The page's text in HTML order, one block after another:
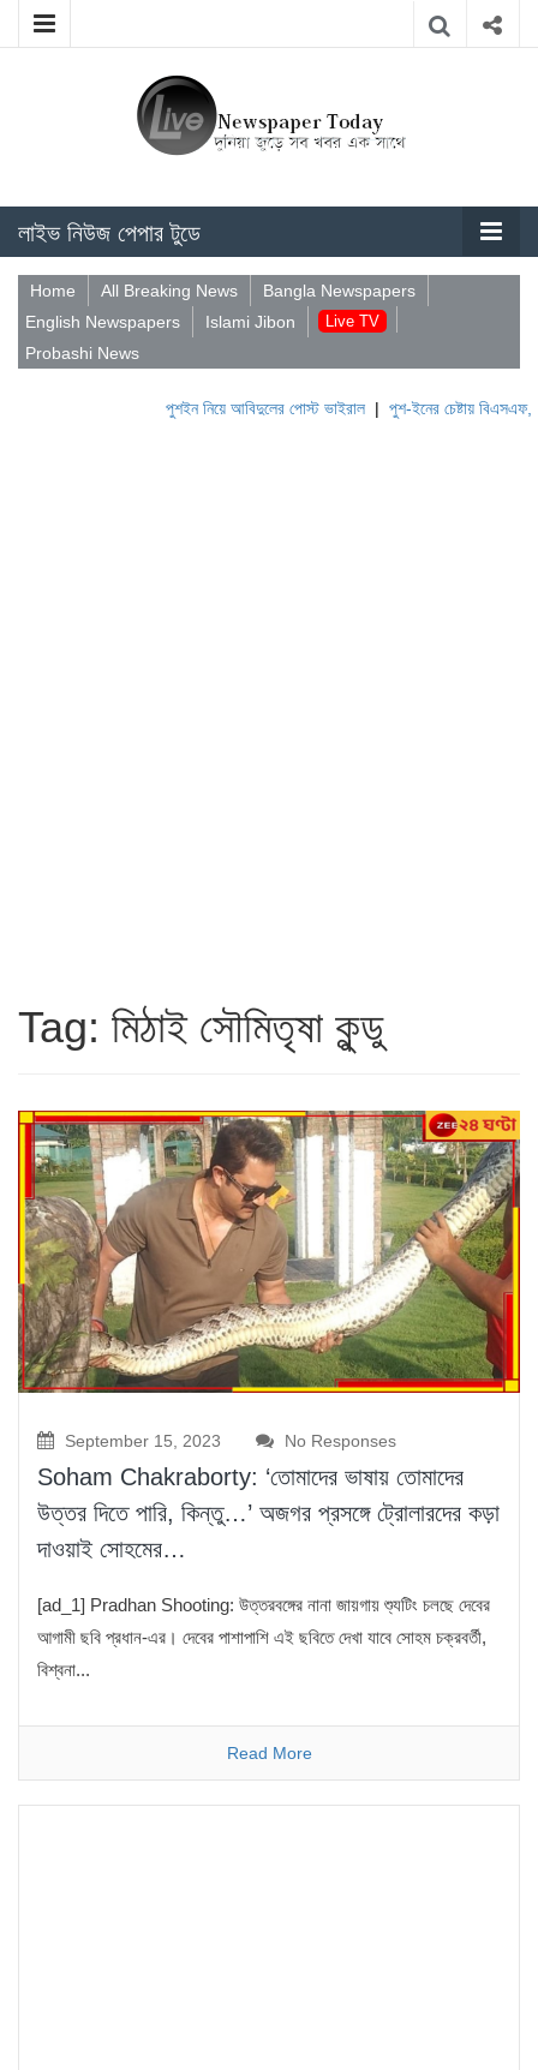
লাইভ নিউজ পেপার টুডে
Home All Breaking News
Bangla Newspapers
English Newspapers
Islami Jibon Live TV
Probashi News
পুশইন নিয়ে আবিদুলের পোস্ট ভাইরাল|পুশ-ইনের চেষ্টায় বিএসএফ, পণ্ড
Tag: মিঠাই সৌমিতৃষা কুন্ডু
September 15, 2023 No Responses
Soham Chakraborty: ‘তোমাদের ভাষায় তোমাদের
উত্তর দিতে পারি, কিন্তু…’ অজগর প্রসঙ্গে ট্রোলারদের কড়া
দাওয়াই সোহমের…
[ad_1] Pradhan Shooting: উত্তরবঙ্গের নানা জায়গায় শ্যুটিং চলছে দেবের
আগামী ছবি প্রধান-এর। দেবের পাশাপাশি এই ছবিতে দেখা যাবে সোহম চক্রবর্তী,
বিশ্বনা...
Read More